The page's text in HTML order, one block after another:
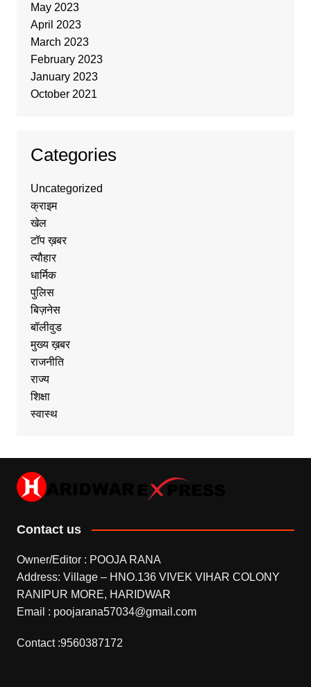
May 2023
April 2023
March 2023
February 2023
January 2023
October 2021
Categories
Uncategorized
क्राइम
खेल
टॉप ख़बर
त्यौहार
धार्मिक
पुलिस
बिज़नेस
बॉलीवुड
मुख्य ख़बर
राजनीति
राज्य
शिक्षा
स्वास्थ
Contact us
Owner/Editor : POOJA RANA
Address: Village – HNO.136 VIVEK VIHAR COLONY
RANIPUR MORE, HARIDWAR
Email : poojarana57034@gmail.com
Contact :9560387172